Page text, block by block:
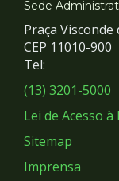
e
Redes
Sociais
Sede
Praça Visconde
CEP 11010-900
Tel:
(13) 3201-5000
Lei de Acesso
Sitemap
Imprensa